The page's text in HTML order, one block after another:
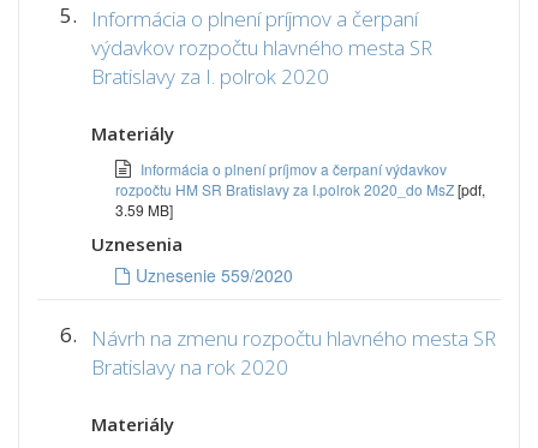
5.
Informácia o plnení príjmov a čerpaní
výdavkov rozpočtu hlavného mesta SR
Bratislavy za I. polrok 2020
Materiály
Informácia o plnení príjmov a čerpaní výdavkov
rozpočtu HM SR Bratislavy za I.polrok 2020_do MsZ[pdf,
3.59 MB]
Uznesenia
Uznesenie 559/2020
6.
Návrh na zmenu rozpočtu hlavného mesta SR
Bratislavy na rok 2020
Materiály